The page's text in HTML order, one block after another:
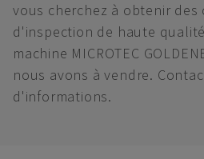
vous cherchez à obtenir des
d'inspection de haute
machine MICROTEC
nous avons à vendre.
d'informations.